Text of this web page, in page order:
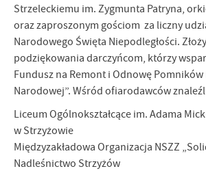
Strzeleckiemu im. Zygmunta Patryna,
oraz zaproszonym gościom za liczny
Narodowego Święta Niepodległości.
podziękowania darczyńcom, którzy
Fundusz na Remont i Odnowę Pomników
Narodowej”. Wśród ofiarodawców
Liceum Ogólnokształcące im. Adama
w Strzyżowie
Międzyzakładowa Organizacja NSZZ
Nadleśnictwo Strzyżów